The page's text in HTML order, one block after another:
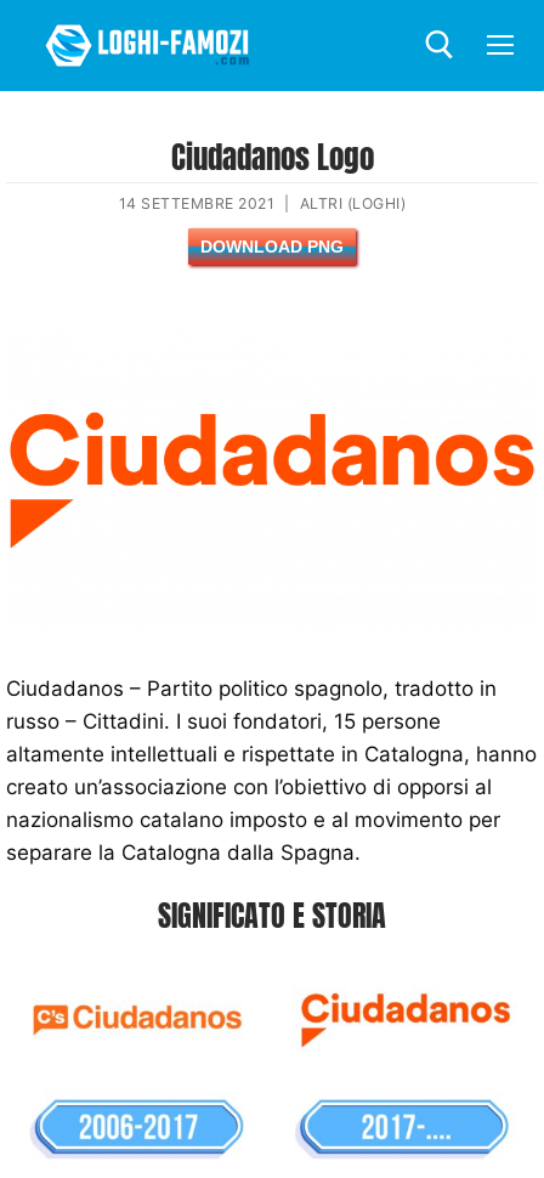
Ciudadanos Logo
14 SETTEMBRE 2021 ALTRI (LOGHI)
DOWNLOAD PNG
Ciudadanos – Partito politico spagnolo, tradotto in
russo – Cittadini. I suoi fondatori, 15 persone
altamente intellettuali e rispettate in Catalogna, hanno
creato un’associazione con l’obiettivo di opporsi al
nazionalismo catalano imposto e al movimento per
separare la Catalogna dalla Spagna.
SIGNIFICATO E STORIA